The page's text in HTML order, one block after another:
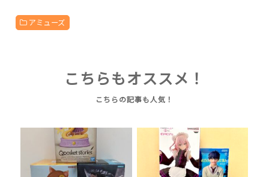
アミューズ
こちらもオススメ！